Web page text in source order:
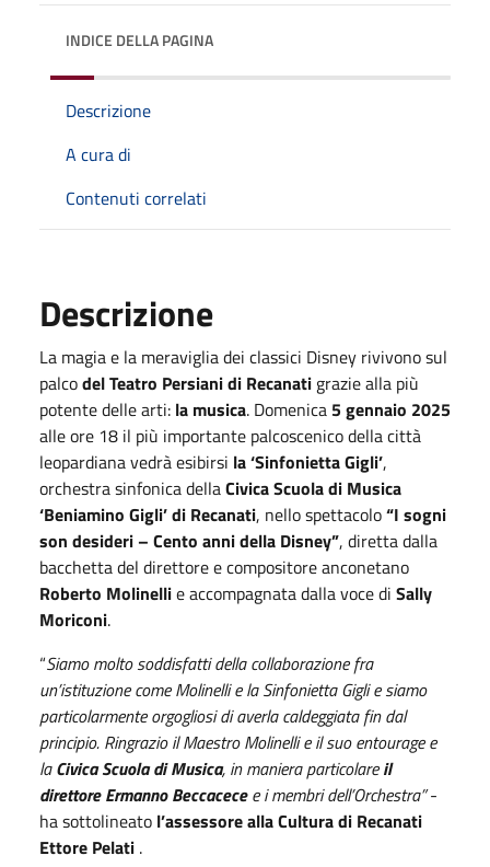
INDICE DELLA PAGINA
Descrizione
A cura di
Contenuti correlati
Descrizione
La magia e la meraviglia dei classici Disney rivivono sul
palcodel Teatro Persiani di Recanati grazie alla più
potente delle arti: la musica. Domenica 5 gennaio 2025
alle ore 18 il più importante palcoscenico della città
leopardiana vedrà esibirsi la ‘Sinfonietta Gigli’,
orchestra sinfonica dellaCivica Scuola di Musica
‘Beniamino Gigli’ di Recanati, nello spettacolo“I sogni
son desideri – Cento anni della Disney”, diretta dalla
bacchetta del direttore e compositore anconetano
Roberto Molinellie accompagnata dalla voce di Sally
Moriconi.
“Siamo molto soddisfatti della collaborazione fra
un’istituzione come Molinelli e la Sinfonietta Gigli e siamo
particolarmente orgogliosi di averla caldeggiata fin dal
principio. Ringrazio il Maestro Molinelli e il suo entourage e
laCivica Scuola di Musica, in maniera particolareil
direttore Ermanno Beccacecee i membri dell’Orchestra”-
ha sottolineato l’assessore alla Cultura di Recanati
Ettore Pelati .